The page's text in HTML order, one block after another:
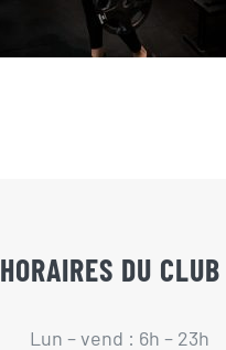
HORAIRES DU
Lun – vend : 6h – 23h